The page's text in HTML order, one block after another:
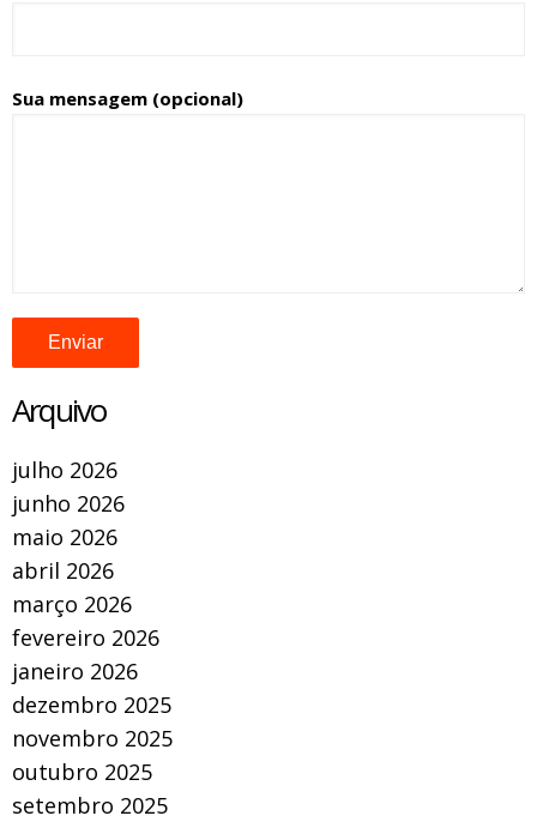
Sua mensagem (opcional)
Arquivo
julho 2026
junho 2026
maio 2026
abril 2026
março 2026
fevereiro 2026
janeiro 2026
dezembro 2025
novembro 2025
outubro 2025
setembro 2025